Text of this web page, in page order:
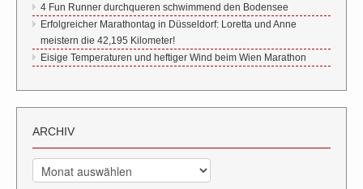
4 Fun Runner durchqueren schwimmend den Bodensee
Erfolgreicher Marathontag in Düsseldorf: Loretta und Anne
meistern die 42,195 Kilometer!
Eisige Temperaturen und heftiger Wind beim Wien Marathon
ARCHIV
Archiv